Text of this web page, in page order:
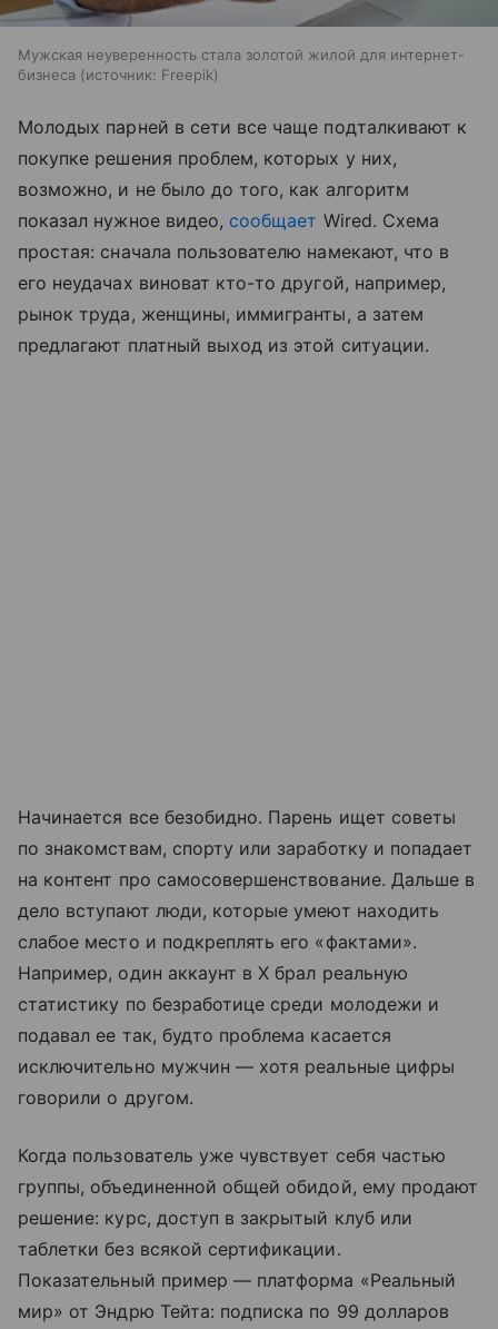
Мужская неуверенность стала золотой жилой для интернет-
бизнеса
источник: Freepik
Молодых парней в сети все чаще подталкивают к
покупке решения проблем, которых у них,
возможно, и не было до того, как алгоритм
показал нужное видео, сообщает Wired. Схема
простая: сначала пользователю намекают, что в
его неудачах виноват кто-то другой, например,
рынок труда, женщины, иммигранты, а затем
предлагают платный выход из этой ситуации.
Начинается все безобидно. Парень ищет советы
по знакомствам, спорту или заработку и попадает
на контент про самосовершенствование. Дальше в
дело вступают люди, которые умеют находить
слабое место и подкреплять его «фактами».
Например, один аккаунт в X брал реальную
статистику по безработице среди молодежи и
подавал ее так, будто проблема касается
исключительно мужчин — хотя реальные цифры
говорили о другом.
Когда пользователь уже чувствует себя частью
группы, объединенной общей обидой, ему продают
решение: курс, доступ в закрытый клуб или
таблетки без всякой сертификации.
Показательный пример — платформа «Реальный
мир» от Эндрю Тейта: подписка по 99 долларов